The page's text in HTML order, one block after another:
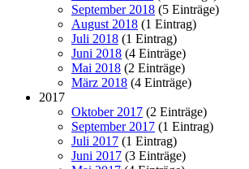
September 2018 (5 Einträge)
August 2018 (1 Eintrag)
Juli 2018 (1 Eintrag)
Juni 2018 (4 Einträge)
Mai 2018 (2 Einträge)
März 2018 (4 Einträge)
2017
Oktober 2017 (2 Einträge)
September 2017 (1 Eintrag)
Juli 2017 (1 Eintrag)
Juni 2017 (3 Einträge)